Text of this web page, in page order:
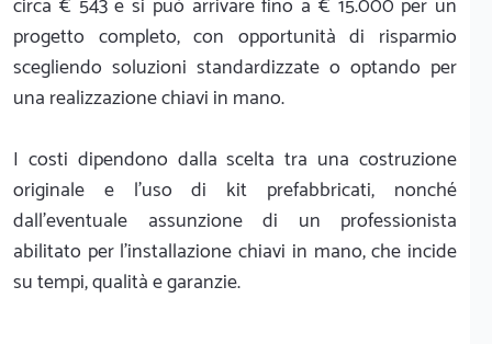
progetto completo, con opportunità di risparmio
scegliendo soluzioni standardizzate o optando per
una realizzazione chiavi in mano.
I costi dipendono dalla scelta tra una costruzione
originale e l'uso di kit prefabbricati, nonché
dall'eventuale assunzione di un professionista
abilitato per l'installazione chiavi in mano, che incide
su tempi, qualità e garanzie.